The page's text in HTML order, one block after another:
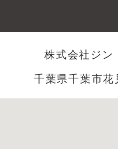
株式会社ジン
千葉県千葉市